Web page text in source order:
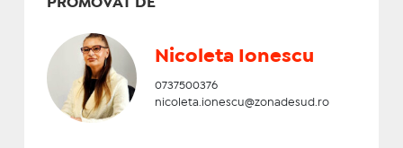
PROMOVAT DE
Nicoleta Ionescu
0737500376
nicoleta.ionescu@zonadesud.ro